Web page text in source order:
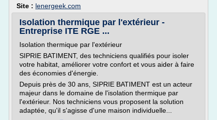
Site : lenergeek.com
Isolation thermique par l'extérieur -
Entreprise ITE RGE ...
Isolation thermique par l'extérieur
SIPRIE BATIMENT, des techniciens qualifiés pour isoler
votre habitat, améliorer votre confort et vous aider à faire
des économies d'énergie.
Depuis près de 30 ans, SIPRIE BATIMENT est un acteur
majeur dans le domaine de l'isolation thermique par
l'extérieur. Nos techniciens vous proposent la solution
adaptée, qu'il s'agisse d'une maison individuelle...